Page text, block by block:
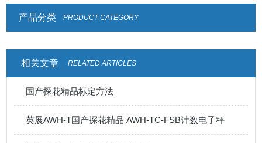
产品分类 PRODUCT CATEGORY
相关文章 RELATED ARTICLES
国产探花精品标定方法
英展AWH-T国产探花精品 AWH-TC-FSB计数电子秤